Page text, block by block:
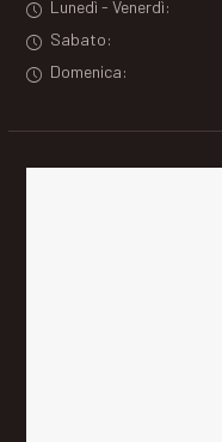
Lunedì - Venerdì:
Sabato:
Domenica: